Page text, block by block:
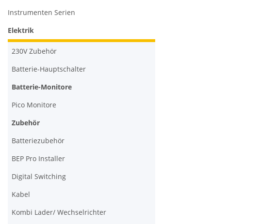
Instrumenten Serien
Elektrik
230V Zubehör
Batterie-Hauptschalter
Batterie-Monitore
Pico Monitore
Zubehör
Batteriezubehör
BEP Pro Installer
Digital Switching
Kabel
Kombi Lader/ Wechselrichter